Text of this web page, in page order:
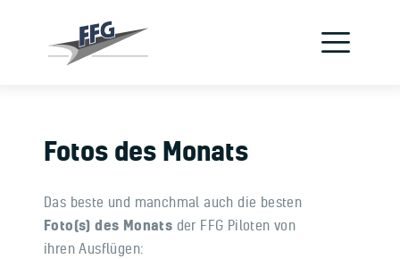
Verein
Flugschule
Fotos des Monats
Das beste und manchmal auch die besten
Foto(s) des Monats der FFG Piloten von
ihren Ausflügen: